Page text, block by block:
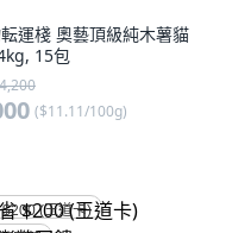
運棧 奧藝頂級純木薯貓
15包
($11.11/100g)
(王道卡)